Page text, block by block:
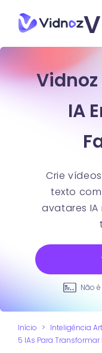
Vidnoz
IA
Crie
texto
avatares
Não
Início > Inteligência
5 IAs Para